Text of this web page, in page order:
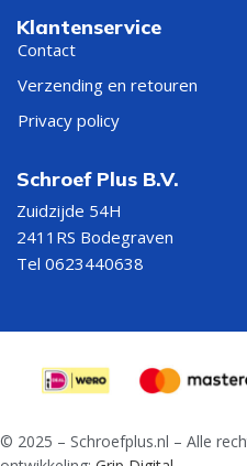
Klantenservice
Contact
Verzending en retouren
Privacy policy
Schroef Plus B.V.
Zuidzijde 54H
2411RS Bodegraven
Tel 0623440638
© 2025 – Schroefplus.nl – Alle